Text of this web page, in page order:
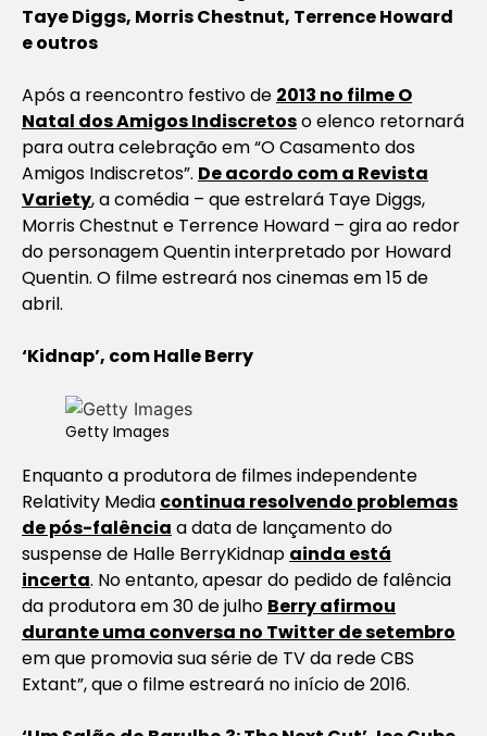
Taye Diggs, Morris Chestnut, Terrence Howard
e outros
Após a reencontro festivo de 2013 no filmeO
Natal dos Amigos Indiscretoso elenco retornará
para outra celebração em “O Casamento dos
Amigos Indiscretos”. De acordo com a Revista
Variety, a comédia – que estrelará Taye Diggs,
Morris Chestnut e Terrence Howard – gira ao redor
do personagem Quentin interpretado por Howard
Quentin. O filme estreará nos cinemas em 15 de
abril.
‘Kidnap’, com Halle Berry
Getty Images
Enquanto a produtora de filmes independente
Relativity Media continua resolvendo problemas
de pós-falência a data de lançamento do
suspense de Halle BerryKidnap ainda está
incerta. No entanto, apesar do pedido de falência
da produtora em 30 de julho Berry afirmou
durante uma conversa no Twitter de setembro
em que promovia sua série de TV da rede CBS
Extant”, que o filme estreará no início de 2016.